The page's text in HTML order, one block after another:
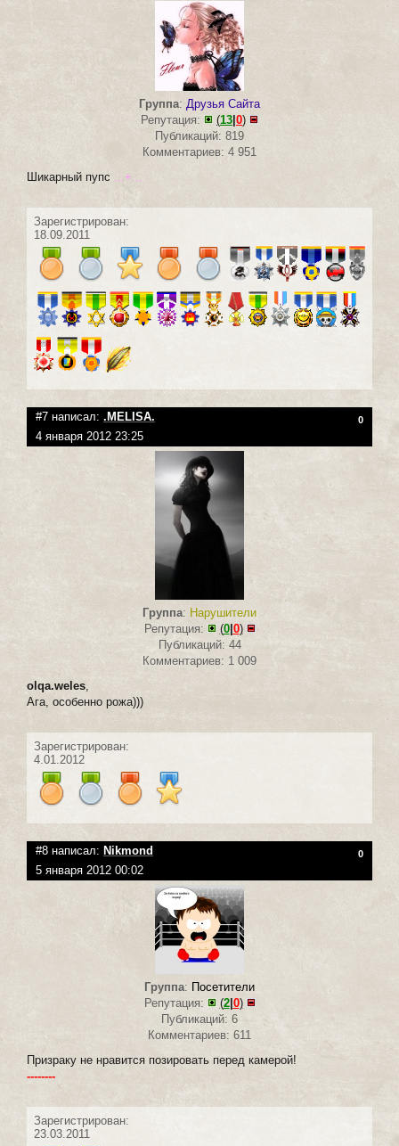
Группа: Друзья Сайта
Репутация:
(13 0)
Публикаций: 819
Комментариев: 4 951
Шикарный пупс ...+...
Зарегистрирован:
18.09.2011
#7 написал: .MELISA. 0
4 января 2012 23:25
Группа: Нарушители
Репутация:
(0| 0)
Публикаций: 44
Комментариев: 1 009
olqa.weles,
Ага, особенно рожа)))
Зарегистрирован:
4.01.2012
#8 написал: Nikmond 0
5 января 2012 00:02
Группа: Посетители
Репутация:
(2|0)
Публикаций: 6
Комментариев: 611
Призраку не нравится позировать перед камерой!
--------
Зарегистрирован:
23.03.2011